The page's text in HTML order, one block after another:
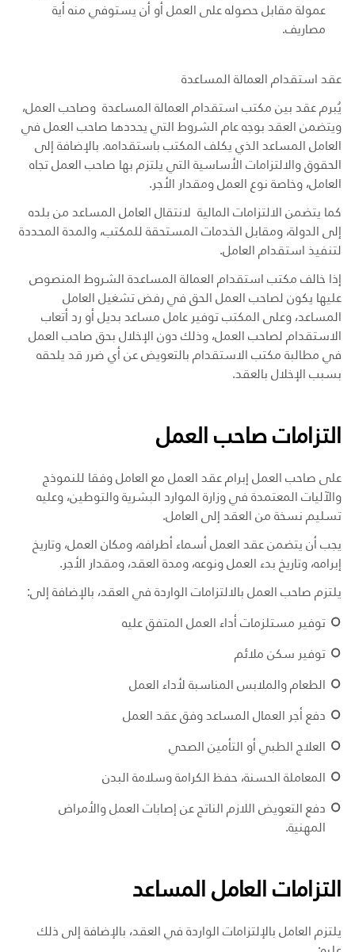
عمولة مقابل حصوله على العمل أو أن يستوفي منه أية
مصاريف.
عقد استقدام العمالة المساعدة
يُبرم عقد بين مكتب استقدام العمالة المساعدة وصاحب العمل،
ويتضمن العقد بوجه عام الشروط التي يحددها صاحب العمل في
العامل المساعد الذي يكلف المكتب باستقدامه. بالإضافة إلى
الحقوق والالتزامات الأساسية التي يلتزم بها صاحب العمل تجاه
العامل، وخاصة نوع العمل ومقدار الأجر.
كما يتضمن الالتزامات المالية لانتقال العامل المساعد من بلده
إلى الدولة، ومقابل الخدمات المستحقة للمكتب، والمدة المحددة
لتنفيذ استقدام العامل.
إذا خالف مكتب استقدام العمالة المساعدة الشروط المنصوص
عليها يكون لصاحب العمل الحق في رفض تشغيل العامل
المساعد، وعلى المكتب توفير عامل مساعد بديل أو رد أتعاب
الاستقدام لصاحب العمل، وذلك دون الإخلال بحق صاحب العمل
في مطالبة مكتب الاستقدام بالتعويض عن أي ضرر قد يلحقه
بسبب الإخلال بالعقد.
التزامات صاحب العمل
على صاحب العمل إبرام عقد العمل مع العامل وفقا للنموذج
والآليات المعتمدة في وزارة الموارد البشرية والتوطين، وعليه
تسليم نسخة من العقد إلى العامل.
يجب أن يتضمن عقد العمل أسماء أطرافه، ومكان العمل، وتاريخ
إبرامه، وتاريخ بدء العمل ونوعه، ومدة العقد، ومقدار الأجر.
يلتزم صاحب العمل بالالتزامات الواردة في العقد، بالإضافة إلى:
توفير مستلزمات أداء العمل المتفق عليه
توفير سكن ملائم
الطعام والملابس المناسبة لأداء العمل
دفع أجر العمال المساعد وفق عقد العمل
العلاج الطبي أو التأمين الصحي
المعاملة الحسنة، حفظ الكرامة وسلامة البدن
دفع التعويض اللازم الناتج عن إصابات العمل والأمراض
المهنية.
التزامات العامل المساعد
يلتزم العامل بالإلتزامات الواردة في العقد، بالإضافة إلى ذلك